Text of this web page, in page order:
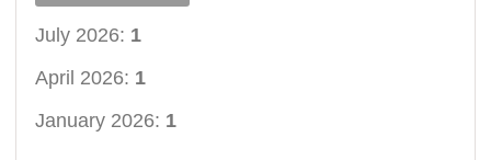
July 2026: 1
April 2026: 1
January 2026: 1